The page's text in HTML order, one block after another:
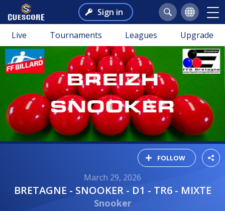
Sign in
Live Tournaments Leagues Upgrade
FOLLOW
March 29, 2026
BRETAGNE - SNOOKER - D1 - TR6 - MIXTE
Snooker